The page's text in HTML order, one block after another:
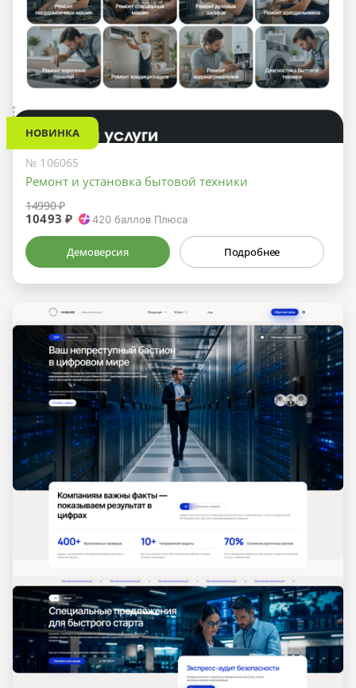
НОВИНКА
№ 106065
Ремонт и установка бытовой техники
14990 ₽
10493 ₽ 420 баллов Плюса
Демоверсия Подробнее